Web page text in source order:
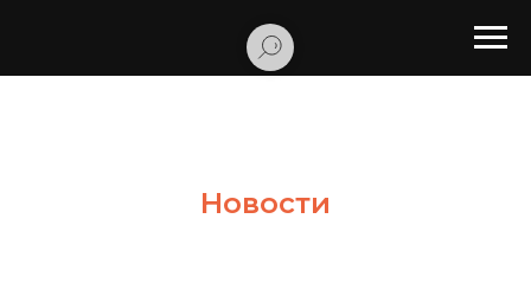
Новости